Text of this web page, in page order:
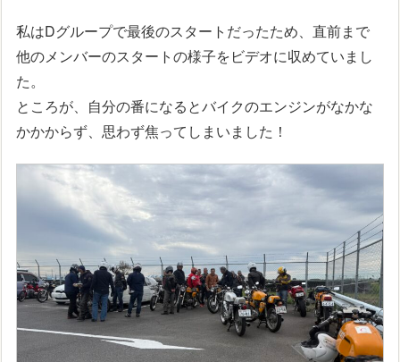
私はDグループで最後のスタートだったため、直前まで
他のメンバーのスタートの様子をビデオに収めていまし
た。
ところが、自分の番になるとバイクのエンジンがなかな
かかからず、思わず焦ってしまいました！